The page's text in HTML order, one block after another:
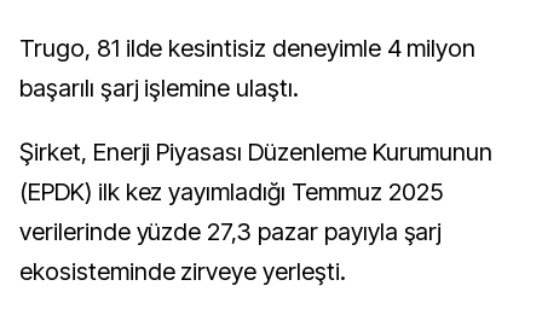
Trugo, 81 ilde kesintisiz deneyimle 4 milyon
başarılı şarj işlemine ulaştı.
Şirket, Enerji Piyasası Düzenleme Kurumunun
(EPDK) ilk kez yayımladığı Temmuz 2025
verilerinde yüzde 27,3 pazar payıyla şarj
ekosisteminde zirveye yerleşti.